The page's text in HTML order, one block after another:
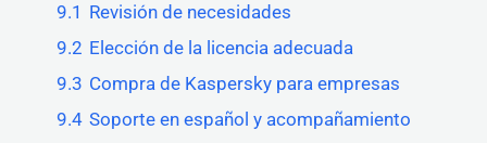
9.1 Revisión de necesidades
9.2 Elección de la licencia adecuada
9.3 Compra de Kaspersky para empresas
9.4 Soporte en español y acompañamiento